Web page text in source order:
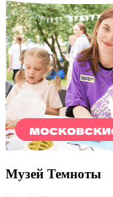
Музей Темноты